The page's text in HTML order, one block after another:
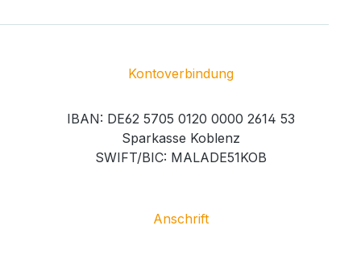
Kontoverbindung
IBAN: DE62 5705 0120 0000 2614 53
Sparkasse Koblenz
SWIFT/BIC: MALADE51KOB
Anschrift